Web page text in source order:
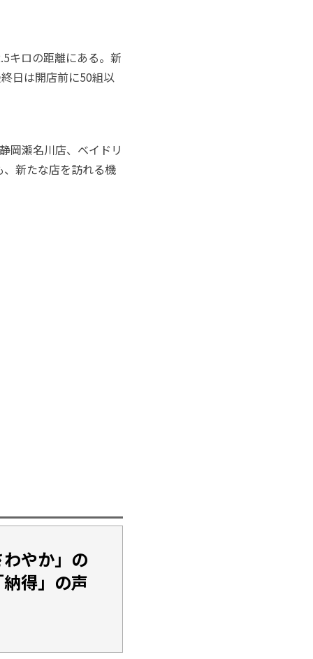
キロの距離にある。新
日は開店前に50組以
岡瀬名川店、ベイドリ
新たな店を訪れる機
やか」の
得」の声